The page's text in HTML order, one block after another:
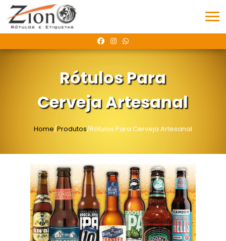
Rótulos Para
Cerveja Artesanal
Home/Produtos/Rótulos Para Cerveja Artesanal